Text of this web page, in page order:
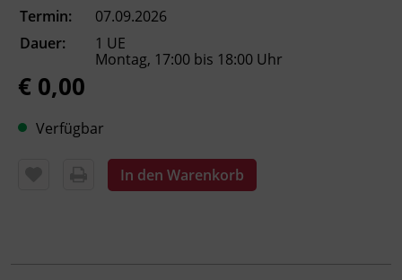
Veranstaltungsort
BFI Tirol Bildungszentrum
Ing.-Etzel-Straße 7
Terminübersicht
Termin:
07.09.2026
Dauer:
1 UE
Montag, 17:00 bis 18:00 Uhr
€ 0,00
Verfügbar
In den Warenkorb